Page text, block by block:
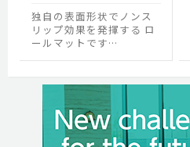
独自の表面形状でノンス
リップ効果を発揮する ロ
ールマットです…